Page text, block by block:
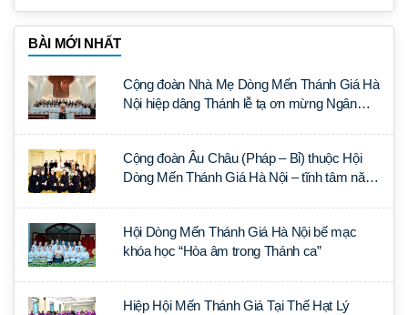
BÀI MỚI NHẤT
Cộng đoàn Nhà Mẹ Dòng Mến Thánh Giá Hà
Nội hiệp dâng Thánh lễ tạ ơn mừng Ngân
Cộng đoàn Âu Châu (Pháp – Bỉ) thuộc Hội
Dòng Mến Thánh Giá Hà Nội – tĩnh tâm năm
Hội Dòng Mến Thánh Giá Hà Nội bế mạc
khóa học “Hòa âm trong Thánh ca”
Hiệp Hội Mến Thánh Giá Tại Thế Hạt Lý